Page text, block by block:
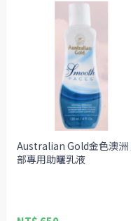
Australian Gold金色澳洲
部專用助曬乳液